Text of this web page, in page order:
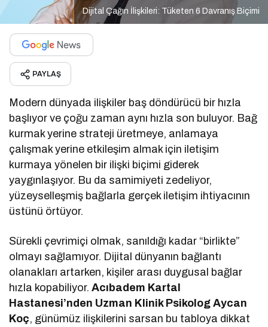
Dijital Çağın İlişkileri: Tüketen 6 Davranış Biçimi
PAYLAŞ
Modern dünyada ilişkiler baş döndürücü bir hızla
başlıyor ve çoğu zaman aynı hızla son buluyor. Bağ
kurmak yerine strateji üretmeye, anlamaya
çalışmak yerine etkileşim almak için iletişim
kurmaya yönelen bir ilişki biçimi giderek
yaygınlaşıyor. Bu da samimiyeti zedeliyor,
yüzeyselleşmiş bağlarla gerçek iletişim ihtiyacının
üstünü örtüyor.
Sürekli çevrimiçi olmak, sanıldığı kadar “birlikte”
olmayı sağlamıyor. Dijital dünyanın bağlantı
olanakları artarken, kişiler arası duygusal bağlar
hızla kopabiliyor.Acıbadem Kartal
Hastanesi’nden Uzman Klinik Psikolog Aycan
Koç, günümüz ilişkilerini sarsan bu tabloya dikkat